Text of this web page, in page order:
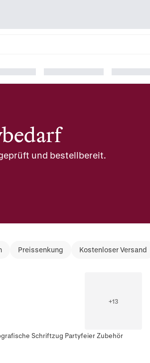
und bestellbereit.
Preissenkung Kostenloser Versand
+13
Schriftzug Partyfeier Zubehör